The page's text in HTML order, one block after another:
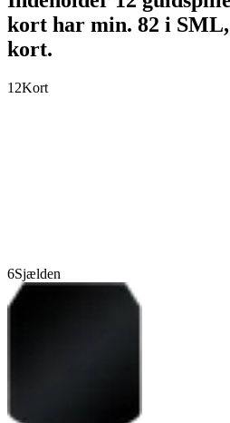
kort har min. 82 i
kort.
12Kort
6Sjælden